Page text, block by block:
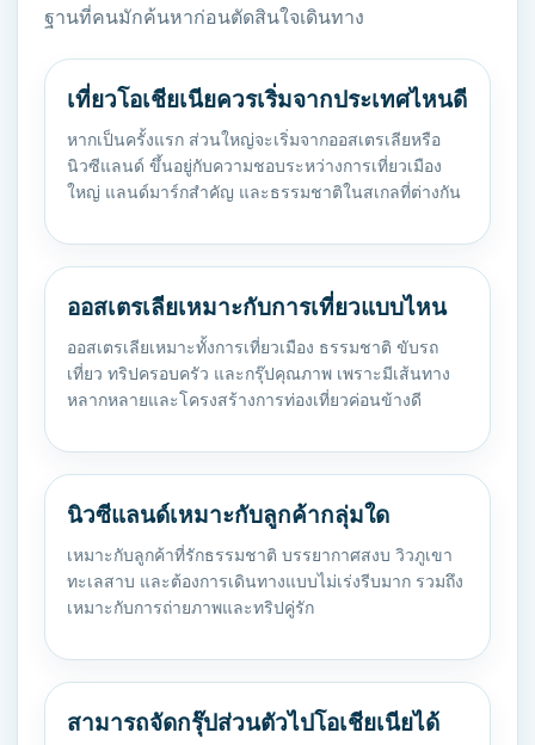
ฐานที่คนมักค้นหาก่อนตัดสินใจเดินทาง
เที่ยวโอเชียเนียควรเริ่มจากประเทศไหนดี
หากเป็นครั้งแรก ส่วนใหญ่จะเริ่มจากออสเตรเลียหรือ
นิวซีแลนด์ ขึ้นอยู่กับความชอบระหว่างการเที่ยวเมือง
ใหญ่ แลนด์มาร์กสำคัญ และธรรมชาติในสเกลที่ต่างกัน
ออสเตรเลียเหมาะกับการเที่ยวแบบไหน
ออสเตรเลียเหมาะทั้งการเที่ยวเมือง ธรรมชาติ ขับรถ
เที่ยว ทริปครอบครัว และกรุ๊ปคุณภาพ เพราะมีเส้นทาง
หลากหลายและโครงสร้างการท่องเที่ยวค่อนข้างดี
นิวซีแลนด์เหมาะกับลูกค้ากลุ่มใด
เหมาะกับลูกค้าที่รักธรรมชาติ บรรยากาศสงบ วิวภูเขา
ทะเลสาบ และต้องการเดินทางแบบไม่เร่งรีบมาก รวมถึง
เหมาะกับการถ่ายภาพและทริปคู่รัก
สามารถจัดกรุ๊ปส่วนตัวไปโอเชียเนียได้